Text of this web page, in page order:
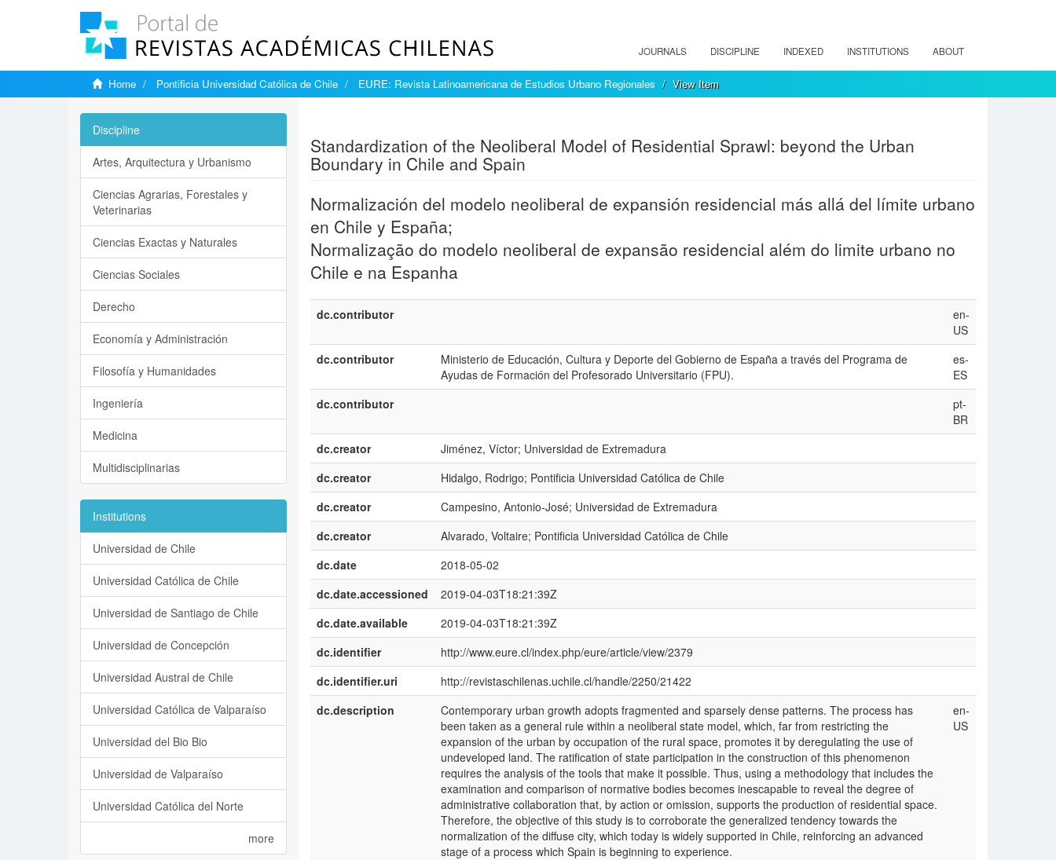
JOURNALS DISCIPLINE INDEXED INSTITUTIONS ABOUT
Home Pontificia Universidad Católica de Chile EURE: Revista Latinoamericana de Estudios Urbano Regionales View Item
Standardization of the Neoliberal Model of Residential Sprawl: beyond the Urban
Boundary in Chile and Spain
Normalización del modelo neoliberal de expansión residencial más allá del límite urbano
en Chile y España;
Normalização do modelo neoliberal de expansão residencial além do limite urbano no
Chile e na Espanha
dc.contributor
en-
US
dc.contributor
Ministerio de Educación, Cultura y Deporte del Gobierno de España a través del Programa de
Ayudas de Formación del Profesorado Universitario (FPU).
es-
ES
dc.contributor
pt-
BR
dc.creator
Jiménez, Víctor; Universidad de Extremadura
dc.creator
Hidalgo, Rodrigo; Pontificia Universidad Católica de Chile
dc.creator
Campesino, Antonio-José; Universidad de Extremadura
dc.creator
Alvarado, Voltaire; Pontificia Universidad Católica de Chile
dc.date
2018-05-02
dc.date.accessioned
2019-04-03T18:21:39Z
dc.date.available
2019-04-03T18:21:39Z
dc.identifier
http://www.eure.cl/index.php/eure/article/view/2379
dc.identifier.uri
http://revistaschilenas.uchile.cl/handle/2250/21422
dc.description
Contemporary urban growth adopts fragmented and sparsely dense patterns. The process has
been taken as a general rule within a neoliberal state model, which, far from restricting the
expansion of the urban by occupation of the rural space, promotes it by deregulating the use of
undeveloped land. The ratification of state participation in the construction of this phenomenon
requires the analysis of the tools that make it possible. Thus, using a methodology that includes the
examination and comparison of normative bodies becomes inescapable to reveal the degree of
administrative collaboration that, by action or omission, supports the production of residential space.
Therefore, the objective of this study is to corroborate the generalized tendency towards the
normalization of the diffuse city, which today is widely supported in Chile, reinforcing an advanced
stage of a process which Spain is beginning to experience.
en-
US
Discipline
Artes, Arquitectura y Urbanismo
Ciencias Agrarias, Forestales y
Veterinarias
Ciencias Exactas y Naturales
Ciencias Sociales
Derecho
Economía y Administración
Filosofía y Humanidades
Ingeniería
Medicina
Multidisciplinarias
Institutions
Universidad de Chile
Universidad Católica de Chile
Universidad de Santiago de Chile
Universidad de Concepción
Universidad Austral de Chile
Universidad Católica de Valparaíso
Universidad del Bio Bio
Universidad de Valparaíso
Universidad Católica del Norte
more